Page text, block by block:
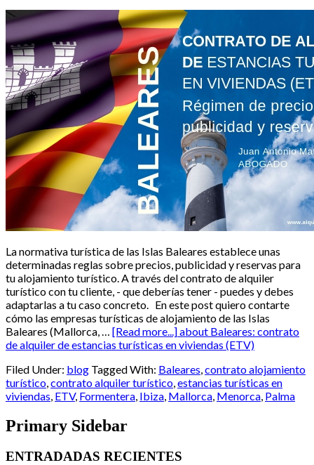
La normativa turística de las Islas Baleares establece unas
determinadas reglas sobre precios, publicidad y reservas para
tu alojamiento turístico. A través del contrato de alquiler
turístico con tu cliente, - que deberías tener - puedes y debes
adaptarlas a tu caso concreto. En este post quiero contarte
cómo las empresas turísticas de alojamiento de las Islas
Baleares (Mallorca, … [Read more...]about Baleares: contrato
de alquiler de estancias turísticas en viviendas (ETV)
Filed Under: blog Tagged With: Baleares contrato alojamiento
turístico contrato alquiler turístico estancias turísticas en
viviendas ETV, Formentera Ibiza Mallorca Menorca Palma
Primary Sidebar
ENTRADADAS RECIENTES